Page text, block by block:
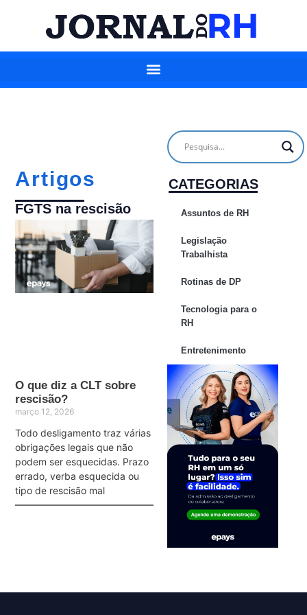
Artigos
FGTS na rescisão
O que diz a CLT sobre
rescisão?
março 12, 2026
Todo desligamento traz várias
obrigações legais que não
podem ser esquecidas. Prazo
errado, verba esquecida ou
tipo de rescisão mal
CATEGORIAS
Assuntos de RH
Legislação
Trabalhista
Rotinas de DP
Tecnologia para o
RH
Entretenimento